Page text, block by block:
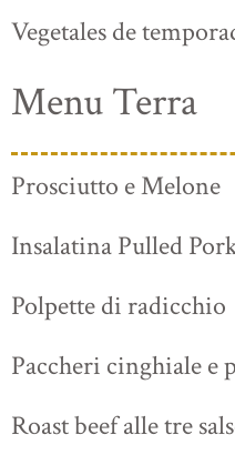
Vegetales de
Menu Terra
Prosciutto e Melone
Insalatina Pulled
Polpette di radicchio
Paccheri cinghiale e
Roast beef alle tre